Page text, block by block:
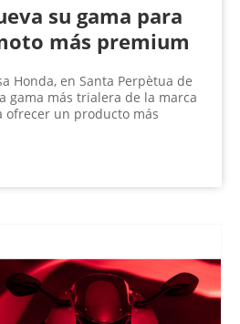
su gama para
más premium
Honda, en Santa Perpètua de
gama más trialera de la marca
ofrecer un producto más